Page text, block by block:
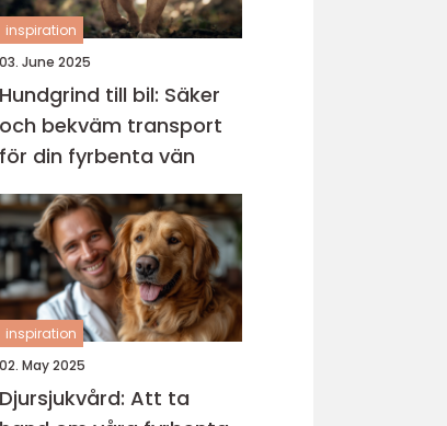
inspiration
03. June 2025
Hundgrind till bil: Säker
och bekväm transport
för din fyrbenta vän
inspiration
02. May 2025
Djursjukvård: Att ta